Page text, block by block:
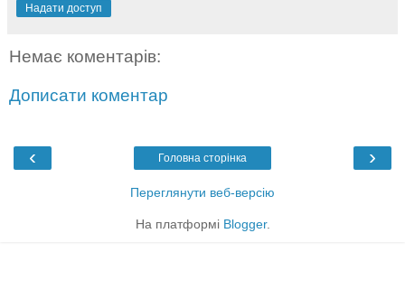
Надати доступ
Немає коментарів:
Дописати коментар
‹ ›
Головна сторінка
Переглянути веб-версію
На платформі Blogger.